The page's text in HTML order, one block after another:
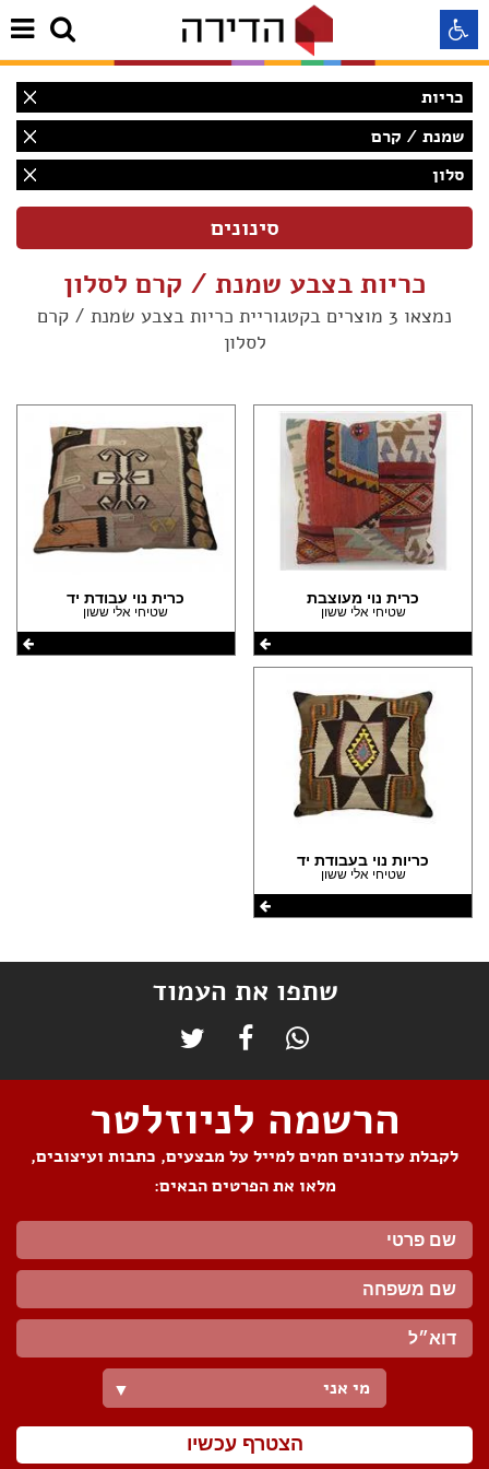
כריות
שמנת / קרם
סלון
(2)
(1)
כריות בצבע שמנת / קרם לסלון
נמצאו 3 מוצרים בקטגוריית כריות בצבע שמנת / קרם
לסלון
כרית נוי מעוצבת
שטיחי אלי ששון
כרית נוי עבודת יד
שטיחי אלי ששון
כריות נוי בעבודת יד
שטיחי אלי ששון
שתפו את העמוד
הרשמה לניוזלטר
לקבלת עדכונים חמים למייל על מבצעים, כתבות ועיצובים,
מלאו את הפרטים הבאים:
מי אני ▼
הצטרף עכשיו
התאמה לקורא מסך
התאמה לעיוורי צבעים
התאמה לכבדי ראיה
תצוגה רגילה
Aא Aא
הצהרת נגישות